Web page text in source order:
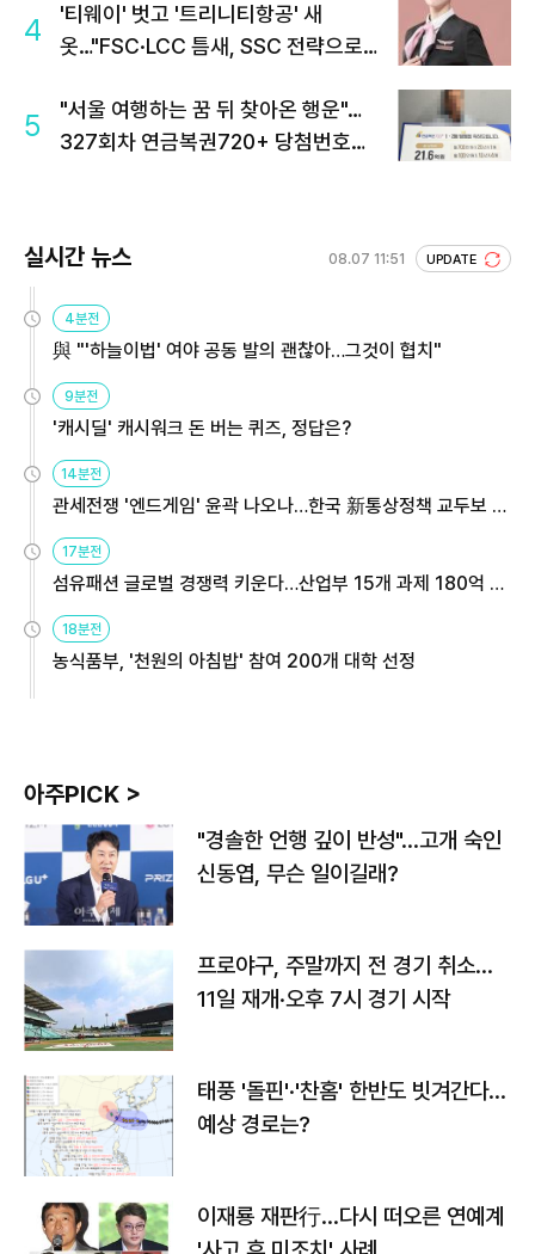
4
'티웨이' 벗고 '트리니티항공' 새
옷…"FSC·LCC 틈새, SSC 전략으로
5
"서울 여행하는 꿈 뒤 찾아온 행운"…
327회차 연금복권720+ 당첨번호조
실시간 뉴스 08.07 11:51 UPDATE
4분전
與 "'하늘이법' 여야 공동 발의 괜찮아…그것이 협치"
9분전
'캐시딜' 캐시워크 돈 버는 퀴즈, 정답은?
14분전
관세전쟁 '엔드게임' 윤곽 나오나…한국 新통상정책 교두보 활
용해야
17분전
섬유패션 글로벌 경쟁력 키운다…산업부 15개 과제 180억 지
원
18분전
농식품부, '천원의 아침밥' 참여 200개 대학 선정
아주PICK >
"경솔한 언행 깊이 반성"…고개 숙인
신동엽, 무슨 일이길래?
프로야구, 주말까지 전 경기 취소…
11일 재개·오후 7시 경기 시작
태풍 '돌핀'·'찬홈' 한반도 빗겨간다…
예상 경로는?
이재룡 재판行…다시 떠오른 연예계